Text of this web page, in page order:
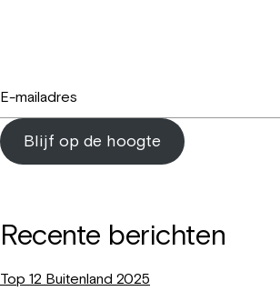
Blijf op de hoogte
Recente berichten
Top 12 Buitenland 2025